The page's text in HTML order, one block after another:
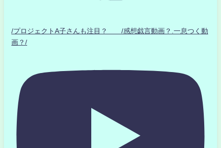
/プロジェクトA子さんも注目？ /感想戯言動画？.一息つく動
画？/